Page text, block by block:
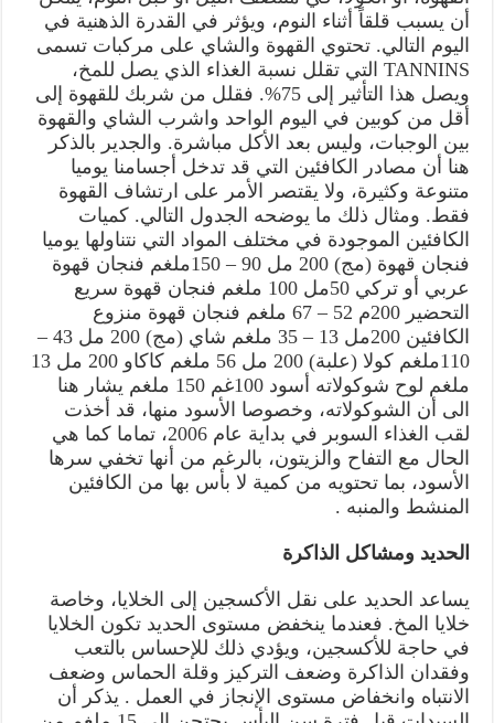
أن يسبب قلقاً أثناء النوم، ويؤثر في القدرة الذهنية في
اليوم التالي. تحتوي القهوة والشاي على مركبات تسمى
TANNINS التي تقلل نسبة الغذاء الذي يصل للمخ،
ويصل هذا التأثير إلى 75%. فقلل من شربك للقهوة إلى
أقل من كوبين في اليوم الواحد واشرب الشاي والقهوة
بين الوجبات، وليس بعد الأكل مباشرة. والجدير بالذكر
هنا أن مصادر الكافئين التي قد تدخل أجسامنا يوميا
متنوعة وكثيرة، ولا يقتصر الأمر على ارتشاف القهوة
فقط. ومثال ذلك ما يوضحه الجدول التالي. كميات
الكافئين الموجودة في مختلف المواد التي نتناولها يوميا
فنجان قهوة (مج) 200 مل 90 – 150ملغم فنجان قهوة
عربي أو تركي 50مل 100 ملغم فنجان قهوة سريع
التحضير 200م 52 – 67 ملغم فنجان قهوة منزوع
الكافئين 200مل 13 – 35 ملغم شاي (مج) 200 مل 43 –
110ملغم كولا (علبة) 200 مل 56 ملغم كاكاو 200 مل 13
ملغم لوح شوكولاته أسود 100غم 150 ملغم يشار هنا
الى أن الشوكولاته، وخصوصا الأسود منها، قد أخذت
لقب الغذاء السوبر في بداية عام 2006، تماما كما هي
الحال مع التفاح والزيتون، بالرغم من أنها تخفي سرها
الأسود، بما تحتويه من كمية لا بأس بها من الكافئين
المنشط والمنبه .
الحديد ومشاكل الذاكرة
يساعد الحديد على نقل الأكسجين إلى الخلايا، وخاصة
خلايا المخ. فعندما ينخفض مستوى الحديد تكون الخلايا
في حاجة للأكسجين، ويؤدي ذلك للإحساس بالتعب
وفقدان الذاكرة وضعف التركيز وقلة الحماس وضعف
الانتباه وانخفاض مستوى الإنجاز في العمل . يذكر أن